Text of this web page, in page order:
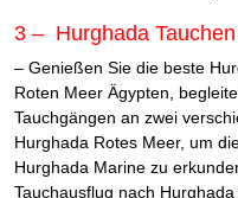
3 – Hurghada Tauchen
– Genießen Sie die beste
Roten Meer Ägypten,
Tauchgängen an zwei
Hurghada Rotes Meer, um
Hurghada Marine zu
Tauchausflug nach